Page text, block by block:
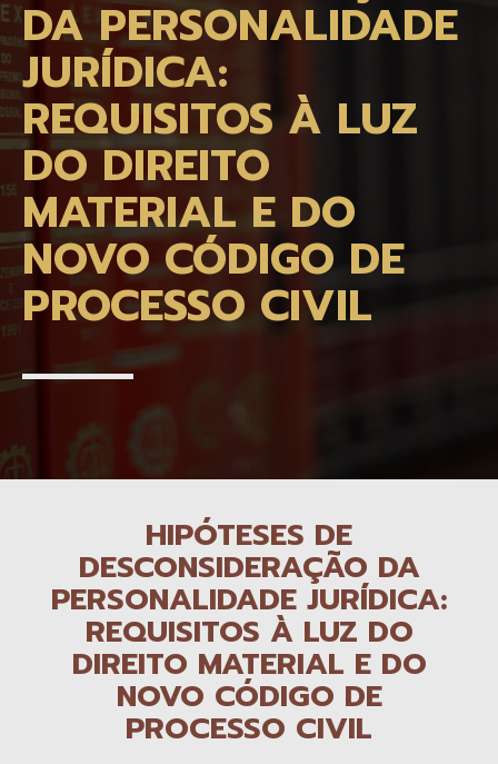
DA PERSONALIDADE
JURÍDICA:
REQUISITOS À LUZ
DO DIREITO
MATERIAL E DO
NOVO CÓDIGO DE
PROCESSO CIVIL
HIPÓTESES DE
DESCONSIDERAÇÃO DA
PERSONALIDADE JURÍDICA:
REQUISITOS À LUZ DO
DIREITO MATERIAL E DO
NOVO CÓDIGO DE
PROCESSO CIVIL